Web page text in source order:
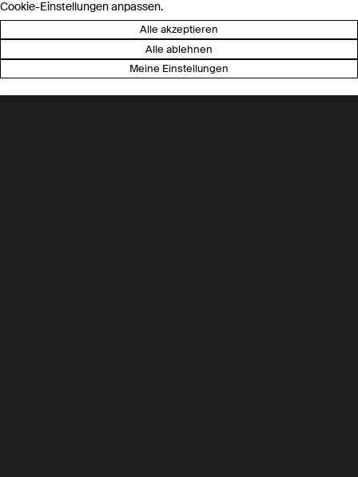
Cookie-Einstellungen anpassen.
Alle akzeptieren
Alle ablehnen
Meine Einstellungen